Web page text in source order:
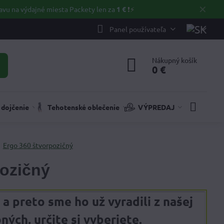
✕
na výdajné miesta Packety len za 1 €❗⚡️
Panel používateľa
Nákupný košík
0 €
dojčenie Tehotenské oblečenie VÝPREDAJ
Ergo 360 štvorpozičný
preto sme ho už vyradili z našej
určite si vyberiete.